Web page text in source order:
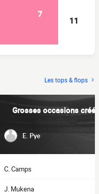
7
11
Les tops & flops
Grosses occasions créées
E. Pye
C. Camps
J. Mukena